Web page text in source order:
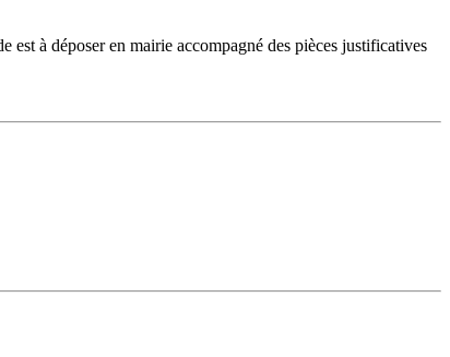
à déposer en mairie accompagné des pièces justificatives